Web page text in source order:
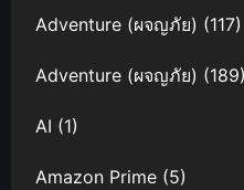
Adventure (ผจญภัย) (117)
Adventure (ผจญภัย) (189)
AI (1)
Amazon Prime (5)